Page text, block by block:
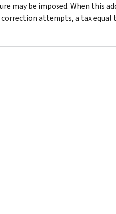
may be imposed. When this
attempts, a tax